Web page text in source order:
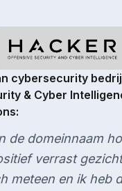
cybersecurity
& Cyber
de domeinnaam
verrast
meteen en ik heb